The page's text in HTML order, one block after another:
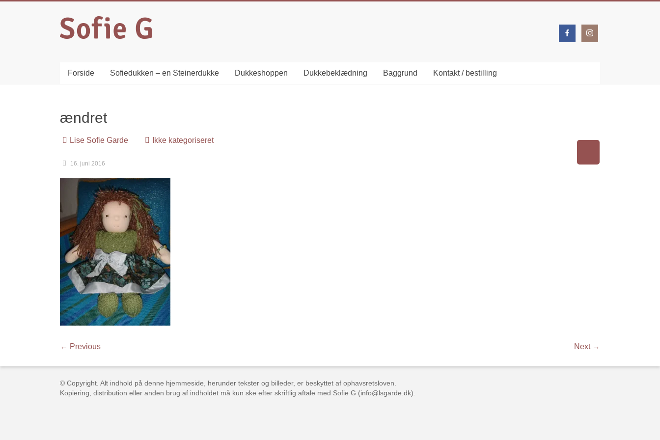
Forside Sofiedukken – en Steinerdukke Dukkeshoppen Dukkebeklædning Baggrund Kontakt / bestilling
ændret
Lise Sofie Garde Ikke kategoriseret
16. juni 2016
← Previous Next →
© Copyright. Alt indhold på denne hjemmeside, herunder tekster og billeder, er beskyttet af ophavsretsloven.
Kopiering, distribution eller anden brug af indholdet må kun ske efter skriftlig aftale med Sofie G (info@lsgarde.dk).